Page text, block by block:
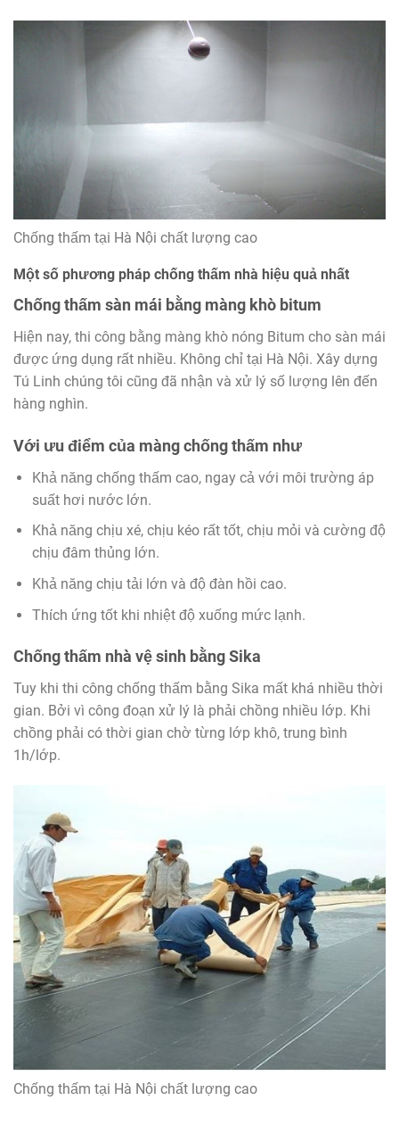
Chống thấm tại Hà Nội chất lượng cao
Một số phương pháp chống thấm nhà hiệu quả nhất
Chống thấm sàn mái bằng màng khò bitum
Hiện nay, thi công bằng màng khò nóng Bitum cho sàn mái
được ứng dụng rất nhiều. Không chỉ tại Hà Nội. Xây dựng
Tú Linh chúng tôi cũng đã nhận và xử lý số lượng lên đến
hàng nghìn.
Với ưu điểm của màng chống thấm như
Khả năng chống thấm cao, ngay cả với môi trường áp
suất hơi nước lớn.
Khả năng chịu xé, chịu kéo rất tốt, chịu mỏi và cường độ
chịu đâm thủng lớn.
Khả năng chịu tải lớn và độ đàn hồi cao.
Thích ứng tốt khi nhiệt độ xuống mức lạnh.
Chống thấm nhà vệ sinh bằng Sika
Tuy khi thi công chống thấm bằng Sika mất khá nhiều thời
gian. Bởi vì công đoạn xử lý là phải chồng nhiều lớp. Khi
chồng phải có thời gian chờ từng lớp khô, trung bình
1h/lớp.
Chống thấm tại Hà Nội chất lượng cao